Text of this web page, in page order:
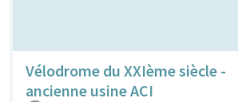
Vélodrome du XXIème siècle -
ancienne usine ACI